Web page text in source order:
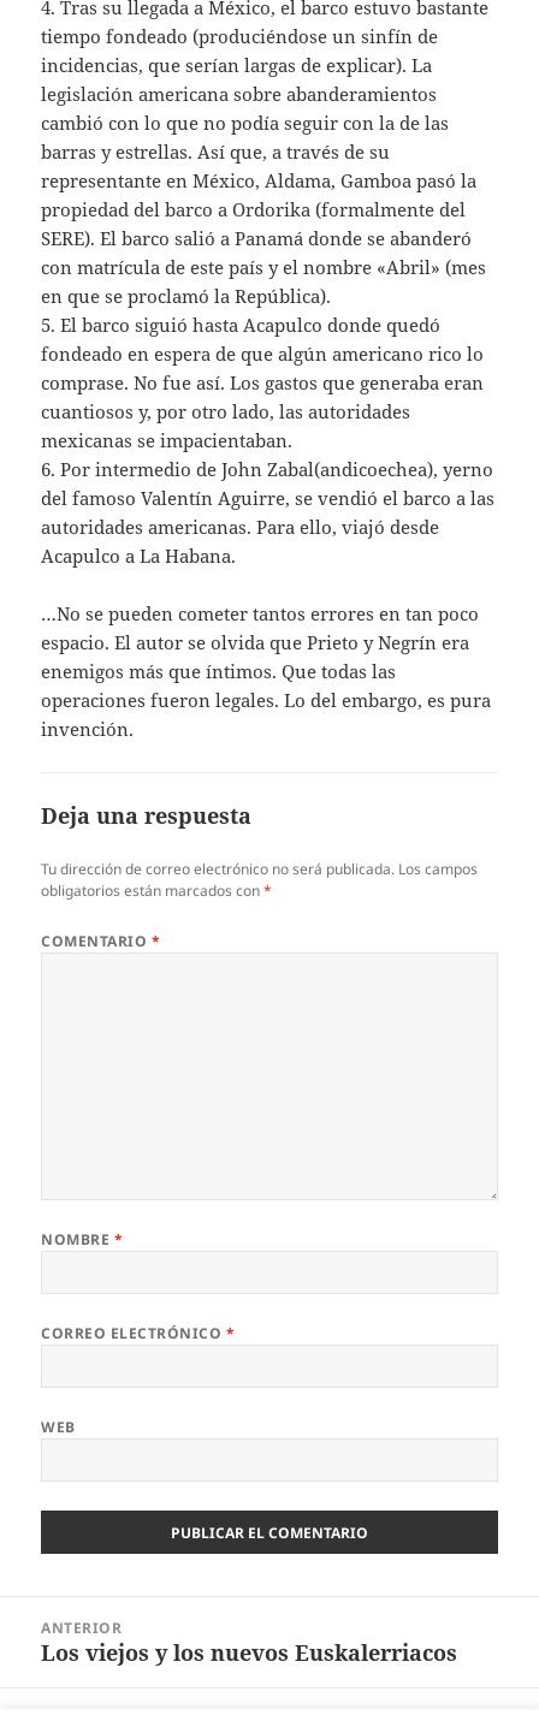
4. Tras su llegada a México, el barco estuvo bastante
tiempo fondeado (produciéndose un sinfín de
incidencias, que serían largas de explicar). La
legislación americana sobre abanderamientos
cambió con lo que no podía seguir con la de las
barras y estrellas. Así que, a través de su
representante en México, Aldama, Gamboa pasó la
propiedad del barco a Ordorika (formalmente del
SERE). El barco salió a Panamá donde se abanderó
con matrícula de este país y el nombre «Abril» (mes
en que se proclamó la República).
5. El barco siguió hasta Acapulco donde quedó
fondeado en espera de que algún americano rico lo
comprase. No fue así. Los gastos que generaba eran
cuantiosos y, por otro lado, las autoridades
mexicanas se impacientaban.
6. Por intermedio de John Zabal(andicoechea), yerno
del famoso Valentín Aguirre, se vendió el barco a las
autoridades americanas. Para ello, viajó desde
Acapulco a La Habana.
…No se pueden cometer tantos errores en tan poco
espacio. El autor se olvida que Prieto y Negrín era
enemigos más que íntimos. Que todas las
operaciones fueron legales. Lo del embargo, es pura
invención.
Deja una respuesta
Tu dirección de correo electrónico no será publicada. Los campos
obligatorios están marcados con*
COMENTARIO *
NOMBRE *
CORREO ELECTRÓNICO *
WEB
entradas
ANTERIOR
Entrada
Los viejos y los nuevos Euskalerriacos